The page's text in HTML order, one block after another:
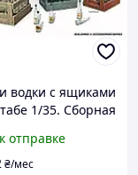
водки с ящиками
1/35. Сборная
отправке
₴/мес